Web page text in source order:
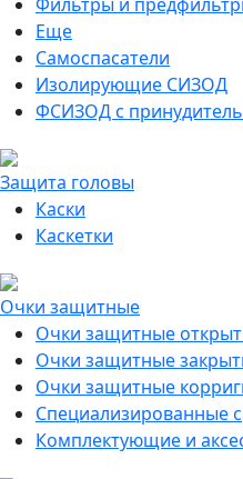
Еще
Самоспасатели
Изолирующие СИЗОД
ФСИЗОД с
Защита головы
Каски
Каскетки
Очки защитные
Очки защитные
Очки защитные
Очки защитные
Специализированные
Комплектующие и